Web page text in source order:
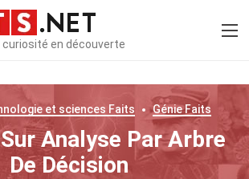
en découverte
et sciences Faits GénieFaits
Analyse Par Arbre
De Décision